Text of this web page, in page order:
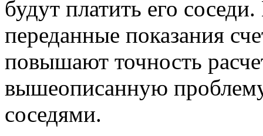
будут платить его
переданные показания
повышают точность
вышеописанную
соседями.